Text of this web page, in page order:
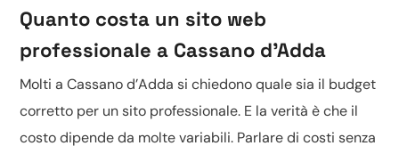
Quanto costa un sito web
professionale a Cassano d’Adda
Molti a Cassano d’Adda si chiedono quale sia il budget
corretto per un sito professionale. E la verità è che il
costo dipende da molte variabili. Parlare di costi senza